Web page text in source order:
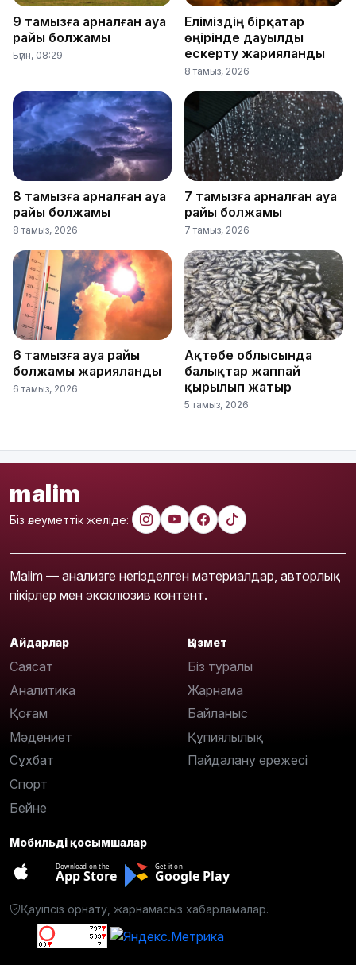
9 тамызға арналған ауа
райы болжамы
Бүгін, 08:29
Еліміздің бірқатар
өңірінде дауылды
ескерту жарияланды
8 тамыз, 2026
8 тамызға арналған ауа
райы болжамы
8 тамыз, 2026
7 тамызға арналған ауа
райы болжамы
7 тамыз, 2026
6 тамызға ауа райы
болжамы жарияланды
6 тамыз, 2026
Ақтөбе облысында
балықтар жаппай
қырылып жатыр
5 тамыз, 2026
malim
Біз әлеуметтік желіде:
Malim — анализге негізделген материалдар, авторлық
пікірлер мен эксклюзив контент.
Айдарлар
Саясат
Аналитика
Қоғам
Мәдениет
Сұхбат
Спорт
Бейне
Қызмет
Біз туралы
Жарнама
Байланыс
Құпиялылық
Пайдалану ережесі
Мобильді қосымшалар
Download on the
App Store
Get it on
Google Play
Қауіпсіз орнату, жарнамасыз хабарламалар.